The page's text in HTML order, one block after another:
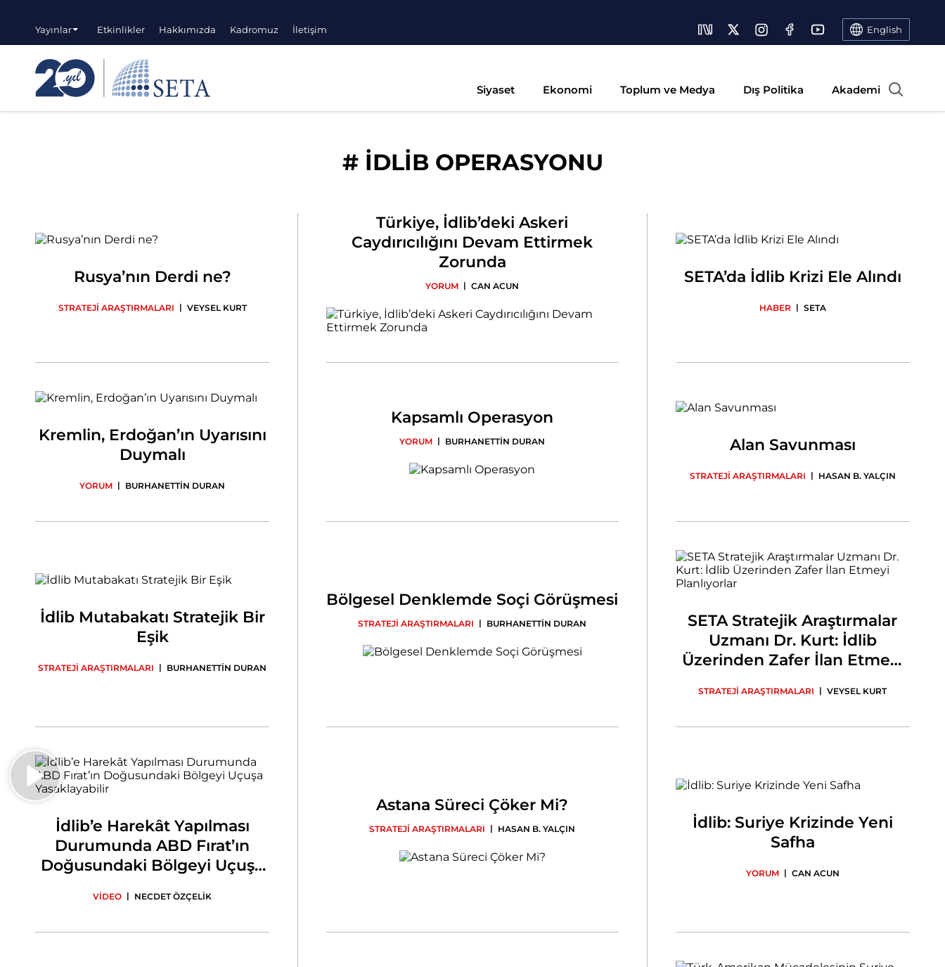
Yayınlar Etkinlikler Hakkımızda Kadromuz İletişim English
Siyaset Ekonomi Toplum ve Medya Dış Politika Akademi
# İDLİB OPERASYONU
Rusya’nın Derdi ne?
STRATEJİ ARAŞTIRMALARI | VEYSEL KURT
Türkiye, İdlib’deki Askeri
Caydırıcılığını Devam Ettirmek
Zorunda
YORUM | CAN ACUN SETA’da İdlib Krizi Ele Alındı
HABER | SETA
Kremlin, Erdoğan’ın Uyarısını
Duymalı
YORUM | BURHANETTİN DURAN
Kapsamlı Operasyon
YORUM | BURHANETTİN DURAN Alan Savunması
STRATEJİ ARAŞTIRMALARI | HASAN B. YALÇIN
İdlib Mutabakatı Stratejik Bir
Eşik
STRATEJİ ARAŞTIRMALARI | BURHANETTİN DURAN
Bölgesel Denklemde Soçi Görüşmesi
STRATEJİ ARAŞTIRMALARI | BURHANETTİN DURAN
SETA Stratejik Araştırmalar
Uzmanı Dr. Kurt: İdlib
Üzerinden Zafer İlan Etmeyi
STRATEJİ ARAŞTIRMALARI | VEYSEL KURT
İdlib’e Harekât Yapılması
Durumunda ABD Fırat’ın
Doğusundaki Bölgeyi Uçuşa
VİDEO | NECDET ÖZÇELİK
Astana Süreci Çöker Mi?
STRATEJİ ARAŞTIRMALARI | HASAN B. YALÇIN
İdlib: Suriye Krizinde Yeni
Safha
YORUM | CAN ACUN